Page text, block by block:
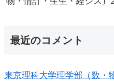
最近のコメント
東京理科大学理学部（数・